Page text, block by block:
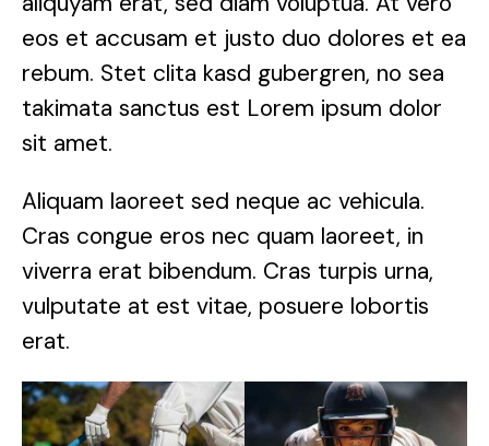
eos et accusam et justo duo dolores et ea
rebum. Stet clita kasd gubergren, no sea
takimata sanctus est Lorem ipsum dolor
sit amet.
Aliquam laoreet sed neque ac vehicula.
Cras congue eros nec quam laoreet, in
viverra erat bibendum. Cras turpis urna,
vulputate at est vitae, posuere lobortis
erat.